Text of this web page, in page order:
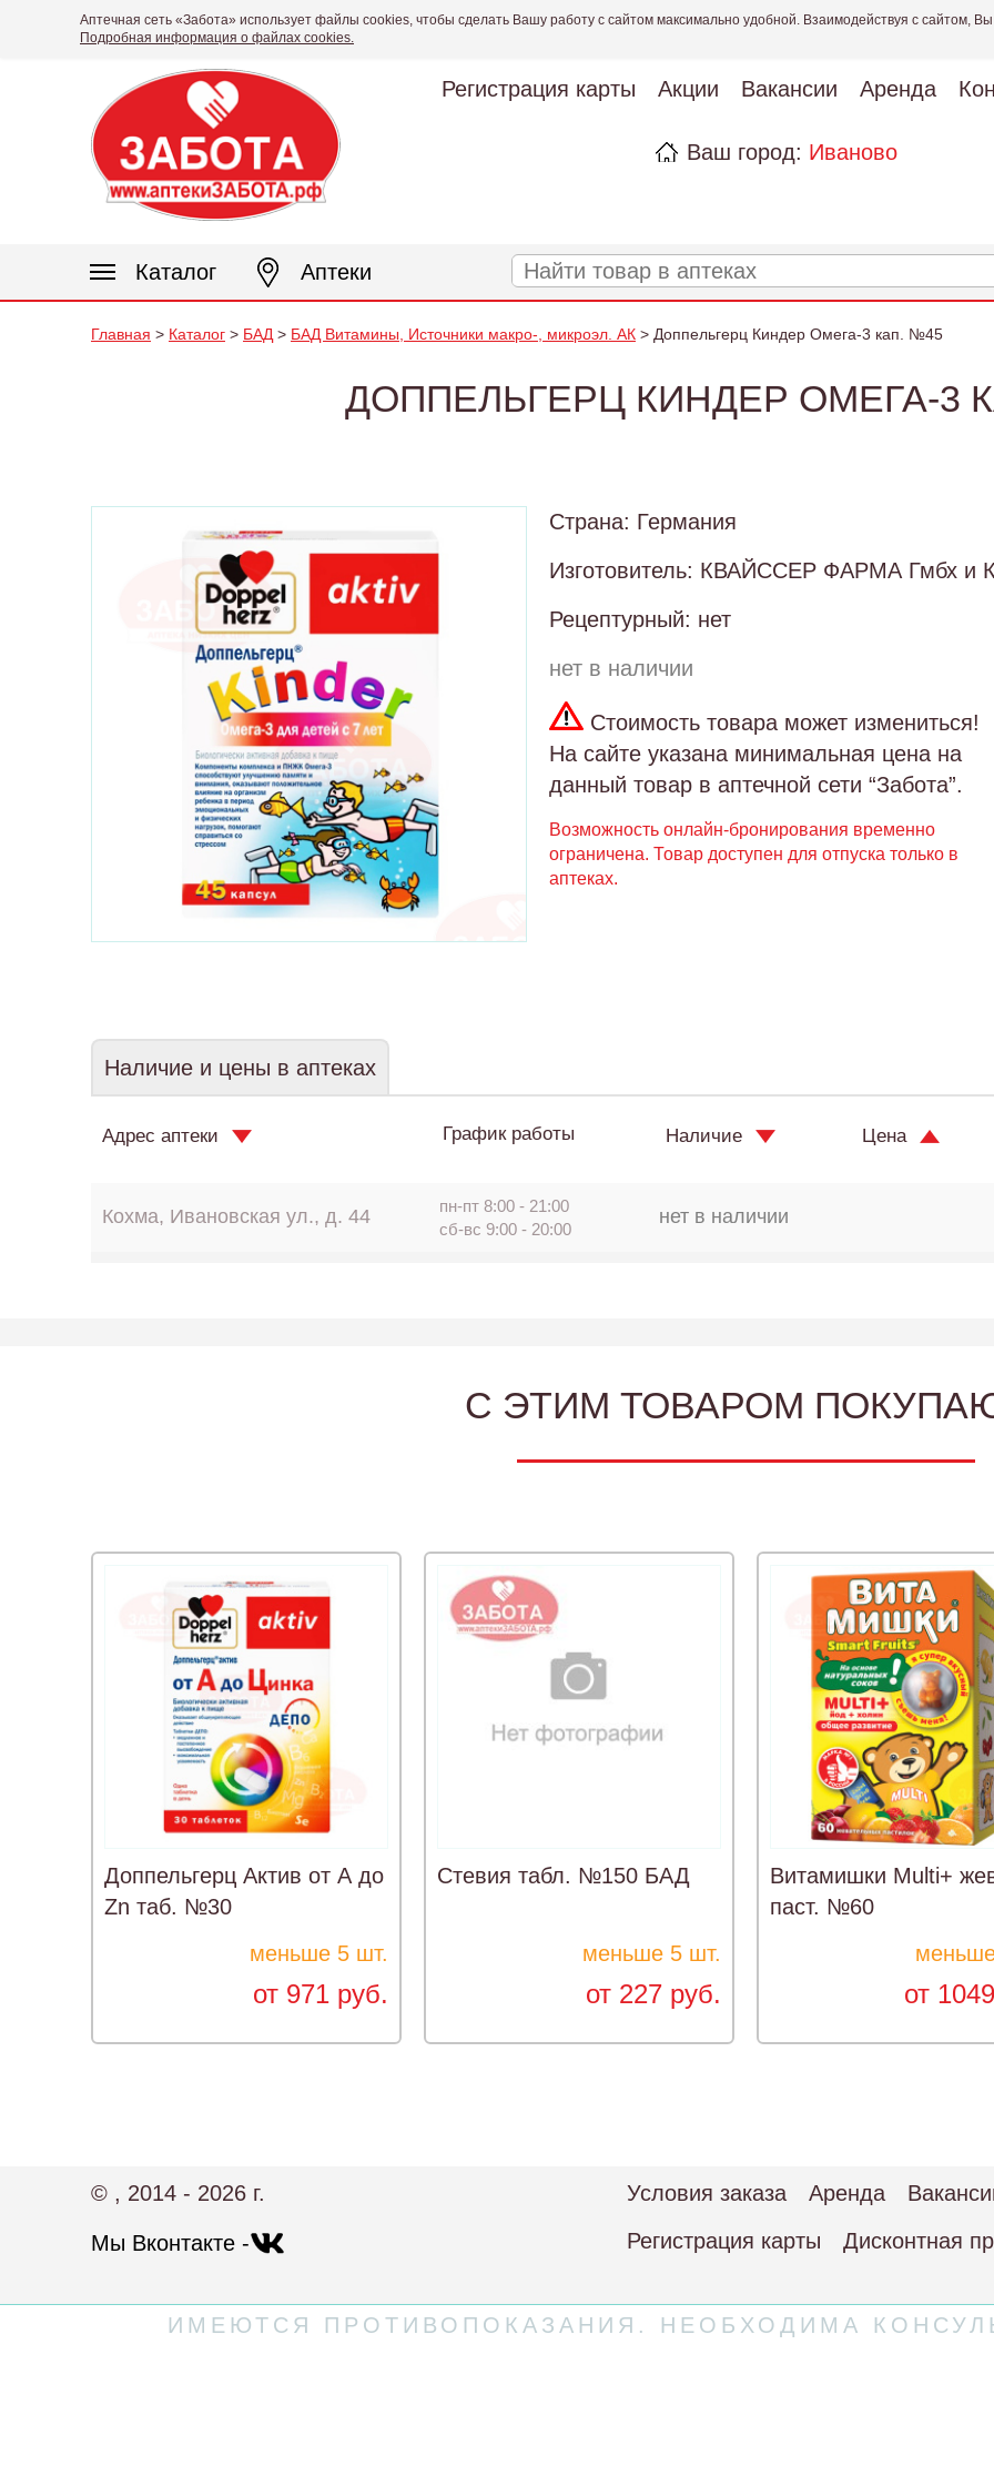
Аптечная сеть «Забота» использует файлы cookies, чтобы сделать Вашу работу с сайтом максимально удобной. Взаимодействуя с сайтом,
Подробная информация о файлах cookies.
Регистрация карты Акции Вакансии Аренда
Ваш город: Иваново
Каталог Аптеки
Главная > Каталог > БАД > БАД Витамины, Источники макро-, микроэл. АК > Доппельгерц Киндер Омега-3 кап. №45
ДОППЕЛЬГЕРЦ КИНДЕР ОМЕГА-3
Страна: Германия
Изготовитель: КВАЙССЕР ФАРМА Гмбх и
Рецептурный: нет
нет в наличии
Стоимость товара может измениться!
На сайте указана минимальная цена на
данный товар в аптечной сети “Забота”.
Возможность онлайн-бронирования временно
ограничена. Товар доступен для отпуска только в
аптеках.
Наличие и цены в аптеках
Адрес аптеки График работы Наличие Цена
Кохма, Ивановская ул., д. 44
пн-пт 8:00 - 21:00
сб-вс 9:00 - 20:00
нет в наличии
C ЭТИМ ТОВАРОМ
Доппельгерц Актив от А до
Zn таб. №30
меньше 5 шт.
от 971 руб.
Стевия табл. №150 БАД
меньше 5 шт.
от 227 руб.
Витамишки Multi+
паст. №60
от
© , 2014 - 2026 г.
Мы Вконтакте -
Условия заказа Аренда
Регистрация карты
Дисконтная
ИМЕЮТСЯ ПРОТИВОПОКАЗАНИЯ. НЕОБХОДИМА